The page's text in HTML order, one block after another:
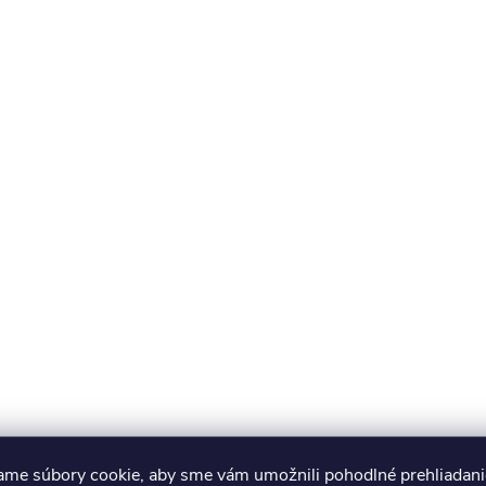
súbory cookie, aby sme vám umožnili pohodlné